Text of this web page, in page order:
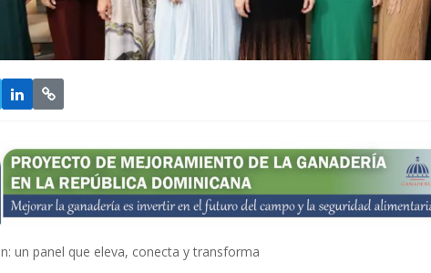
un panel que eleva, conecta y transforma